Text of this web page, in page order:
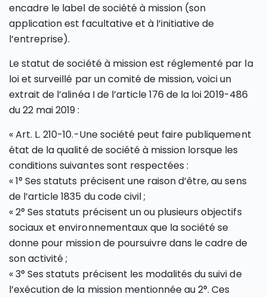
encadre le label de société à mission (son
application est facultative et à l’initiative de
l’entreprise).
Le statut de société à mission est réglementé par la
loi et surveillé par un comité de mission, voici un
extrait de l’alinéa I de l’article 176 de la loi 2019-486
du 22 mai 2019 :
« Art. L. 210-10.-Une société peut faire publiquement
état de la qualité de société à mission lorsque les
conditions suivantes sont respectées :
« 1° Ses statuts précisent une raison d’être, au sens
de l’article 1835 du code civil ;
« 2° Ses statuts précisent un ou plusieurs objectifs
sociaux et environnementaux que la société se
donne pour mission de poursuivre dans le cadre de
son activité ;
« 3° Ses statuts précisent les modalités du suivi de
l’exécution de la mission mentionnée au 2°. Ces